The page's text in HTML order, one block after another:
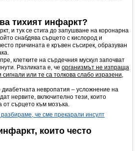
тихият инфаркт?
и тук се стига до запушване на коронарна
снабдява сърцето с кислород и
причината е кръвен съсирек, образуван
клетките на сърдечния мускул започват
Разликата е, че организмът не изпраща
или те са толкова слабо изразени,
диабетната невропатия – усложнение на
нервите, включително тези, които
от сърцето към мозъка.
разбираме, че сме прекарали инсулт
които често